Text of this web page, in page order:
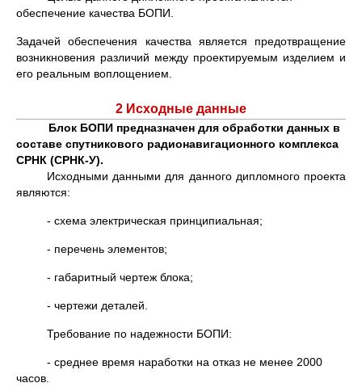
обеспечение качества БОПИ.
Задачей обеспечения качества является предотвращение
возникновения различий между проектируемым изделием и
его реальным воплощением.
2 Исходные данные
Блок БОПИ предназначен для обработки данных в
составе спутникового радионавигационного комплекса
СРНК (СРНК-У).
Исходными данными для данного дипломного проекта
являются:
- схема электрическая принципиальная;
- перечень элементов;
- габаритный чертеж блока;
- чертежи деталей.
Требование по надежности БОПИ:
- среднее время наработки на отказ не менее 2000
часов.